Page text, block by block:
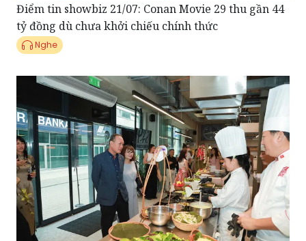
Nghe
Phở Cultural Roadshow Europe 2026: Giá trị lớn